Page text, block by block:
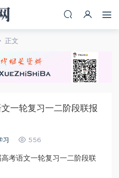
正文
一轮复习一二阶段联报
习 556
考语文一轮复习一二阶段联